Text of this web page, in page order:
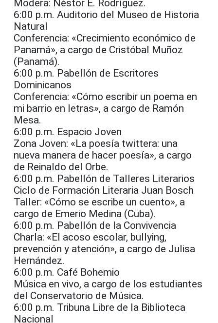
Modera: Néstor E. Rodríguez.
6:00 p.m. Auditorio del Museo de Historia
Natural
Conferencia: «Crecimiento económico de
Panamá», a cargo de Cristóbal Muñoz
(Panamá).
6:00 p.m. Pabellón de Escritores
Dominicanos
Conferencia: «Cómo escribir un poema en
mi barrio en letras», a cargo de Ramón
Mesa.
6:00 p.m. Espacio Joven
Zona Joven: «La poesía twittera: una
nueva manera de hacer poesía», a cargo
de Reinaldo del Orbe.
6:00 p.m. Pabellón de Talleres Literarios
Ciclo de Formación Literaria Juan Bosch
Taller: «Cómo se escribe un cuento», a
cargo de Emerio Medina (Cuba).
6:00 p.m. Pabellón de la Convivencia
Charla: «El acoso escolar, bullying,
prevención y atención», a cargo de Julisa
Hernández.
6:00 p.m. Café Bohemio
Música en vivo, a cargo de los estudiantes
del Conservatorio de Música.
6:00 p.m. Tribuna Libre de la Biblioteca
Nacional